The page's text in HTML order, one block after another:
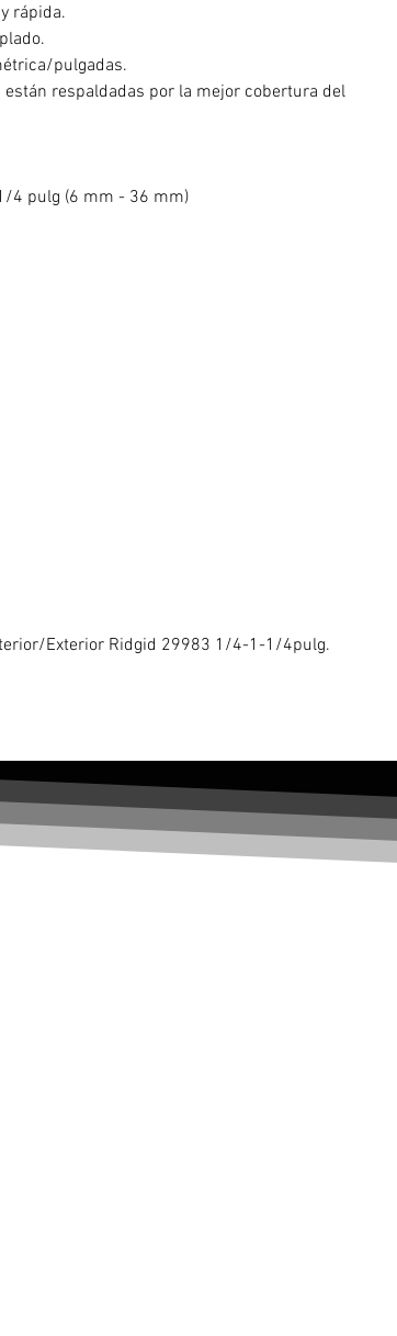
rápida.
pulgadas.
están respaldadas por la mejor cobertura del
4 pulg (6 mm - 36 mm)
Exterior Ridgid 29983 1/4-1-1/4pulg.